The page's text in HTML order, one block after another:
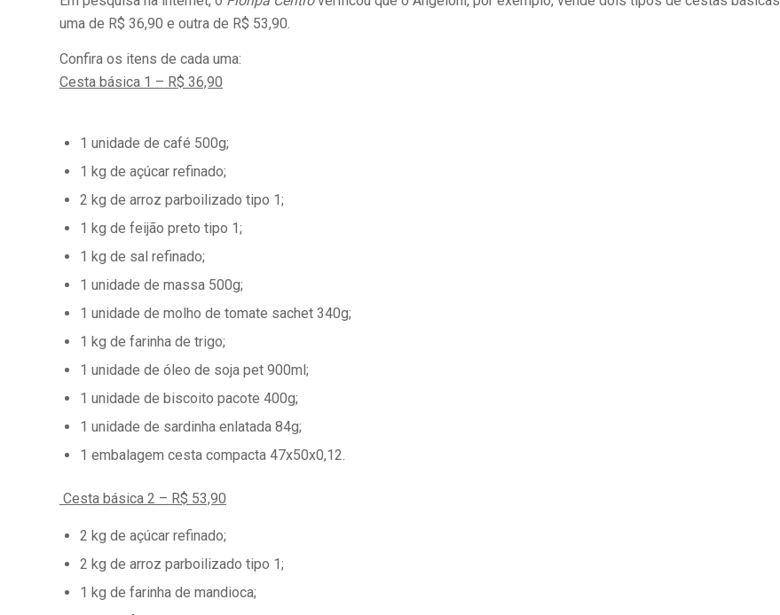
uma de R$ 36,90 e outra de R$ 53,90.
Confira os itens de cada uma:
Cesta básica 1 – R$ 36,90
1 unidade de café 500g;
1 kg de açúcar refinado;
2 kg de arroz parboilizado tipo 1;
1 kg de feijão preto tipo 1;
1 kg de sal refinado;
1 unidade de massa 500g;
1 unidade de molho de tomate sachet 340g;
1 kg de farinha de trigo;
1 unidade de óleo de soja pet 900ml;
1 unidade de biscoito pacote 400g;
1 unidade de sardinha enlatada 84g;
1 embalagem cesta compacta 47x50x0,12.
Cesta básica 2 – R$ 53,90
2 kg de açúcar refinado;
2 kg de arroz parboilizado tipo 1;
1 kg de farinha de mandioca;